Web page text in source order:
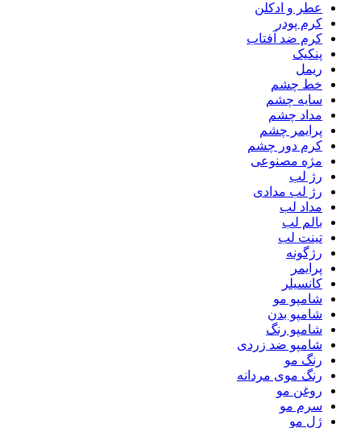
عطر و ادکلن
کرم پودر
کرم ضد آفتاب
پنکیک
ریمل
خط چشم
سایه چشم
مداد چشم
پرایمر چشم
کرم دور چشم
مژه مصنوعی
رژ لب
رژ لب مدادی
مداد لب
بالم لب
تینت لب
رژگونه
پرایمر
کانسیلر
شامپو مو
شامپو بدن
شامپو رنگ
شامپو ضد زردی
رنگ مو
رنگ موی مردانه
روغن مو
سرم مو
ژل مو